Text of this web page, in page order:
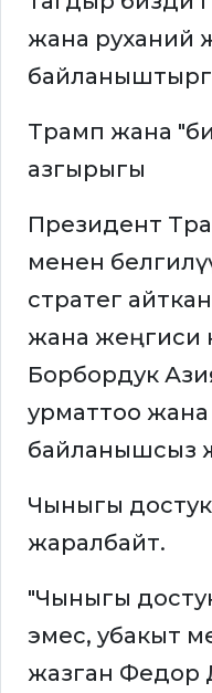
жана руханий
Трамп жана
азгырыгы
Президент
менен
стратег
жана жеңгиси
Борбордук
урматтоо жана
байланышсыз
Чыныгы
жаралбайт.
"Чыныгы
эмес, убакыт
жазган Федор